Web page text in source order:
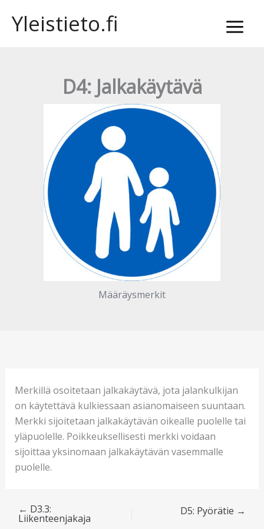
sisältöön
Yleistieto.fi
D4: Jalkakäytävä
Määräysmerkit
Merkillä osoitetaan jalkakäytävä, jota jalankulkijan
on käytettävä kulkiessaan asianomaiseen suuntaan.
Merkki sijoitetaan jalkakäytävän oikealle puolelle tai
yläpuolelle. Poikkeuksellisesti merkki voidaan
sijoittaa yksinomaan jalkakäytävän vasemmalle
puolelle.
← D3.3:
Liikenteenjakaja
D5: Pyörätie →